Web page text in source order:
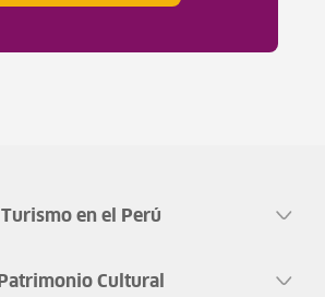
Turismo en el Perú
Patrimonio Cultural